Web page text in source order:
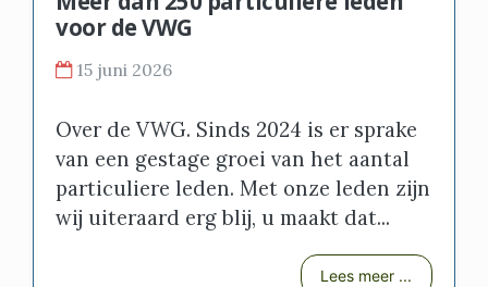
voor de VWG
15 juni 2026
Over de VWG. Sinds 2024 is er sprake
van een gestage groei van het aantal
particuliere leden. Met onze leden zijn
wij uiteraard erg blij, u maakt dat...
Lees meer ...